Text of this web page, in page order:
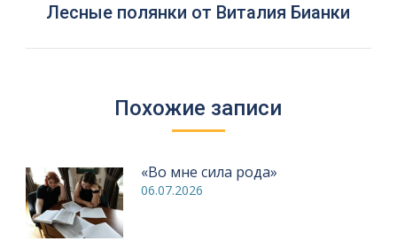
Следующая
Лесные полянки от Виталия Бианки
Похожие записи
«Во мне сила рода»
06.07.2026